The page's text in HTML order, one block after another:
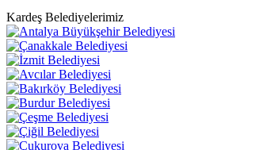
Kardeş Belediyelerimiz